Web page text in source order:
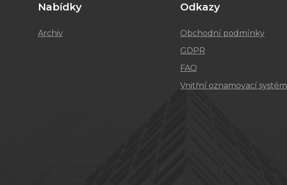
Nabídky
Archiv
Odkazy
Obchodní podmínky
GDPR
FAQ
Vnitřní oznamovací systém